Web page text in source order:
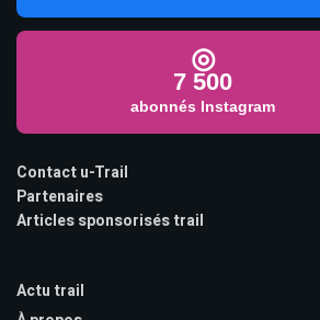
◎
7 500
abonnés Instagram
Contact u-Trail
Partenaires
Articles sponsorisés trail
Actu trail